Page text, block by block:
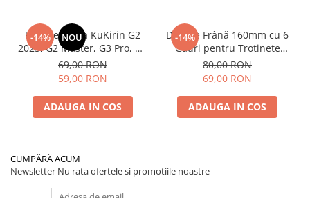
-14% NOU
Plăcuțe Frână KuKirin G2
2025, G2 Master, G3 Pro, G4
– Set 2 Bucăți (Față sau
Spate) Premium
69,00 RON
59,00 RON
ADAUGA IN COS
-14%
Disc de Frână 160mm cu 6
Găuri pentru Trotinete
Electrice KuKirin G4 (Model
2025) și KuKirin G2 –
Performanță Premium
80,00 RON
69,00 RON
ADAUGA IN COS
CUMPĂRĂ ACUM
Newsletter Nu rata ofertele si promotiile noastre